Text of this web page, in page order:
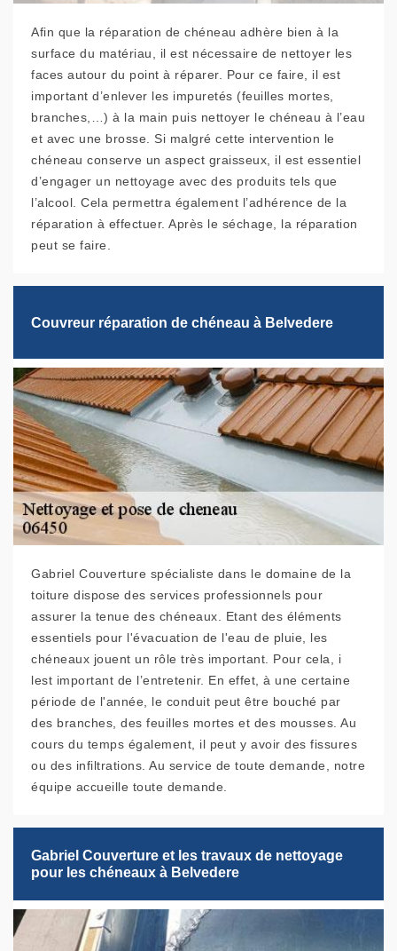
Afin que la réparation de chéneau adhère bien à la
surface du matériau, il est nécessaire de nettoyer les
faces autour du point à réparer. Pour ce faire, il est
important d’enlever les impuretés (feuilles mortes,
branches,…) à la main puis nettoyer le chéneau à l’eau
et avec une brosse. Si malgré cette intervention le
chéneau conserve un aspect graisseux, il est essentiel
d’engager un nettoyage avec des produits tels que
l’alcool. Cela permettra également l’adhérence de la
réparation à effectuer. Après le séchage, la réparation
peut se faire.
Couvreur réparation de chéneau à Belvedere
Gabriel Couverture spécialiste dans le domaine de la
toiture dispose des services professionnels pour
assurer la tenue des chéneaux. Etant des éléments
essentiels pour l'évacuation de l'eau de pluie, les
chéneaux jouent un rôle très important. Pour cela, i
lest important de l’entretenir. En effet, à une certaine
période de l'année, le conduit peut être bouché par
des branches, des feuilles mortes et des mousses. Au
cours du temps également, il peut y avoir des fissures
ou des infiltrations. Au service de toute demande, notre
équipe accueille toute demande.
Gabriel Couverture et les travaux de nettoyage
pour les chéneaux à Belvedere